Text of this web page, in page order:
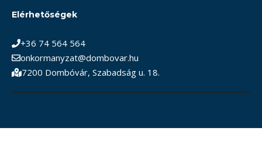
Elérhetőségek
+36 74 564 564
onkormanyzat@dombovar.hu
7200 Dombóvár, Szabadság u. 18.